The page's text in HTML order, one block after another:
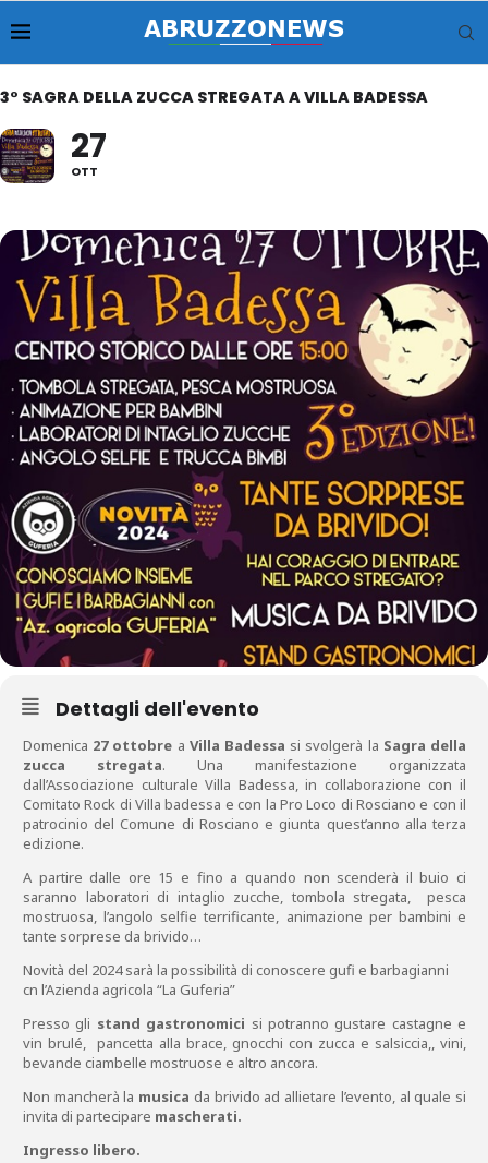
3° SAGRA DELLA ZUCCA STREGATA A VILLA BADESSA
27
OTT
Dettagli dell'evento
Domenica 27 ottobre a Villa Badessa si svolgerà la Sagra della
zucca stregata. Una manifestazione organizzata
dall’Associazione culturale Villa Badessa, in collaborazione con il
Comitato Rock di Villa badessa e con la Pro Loco di Rosciano e con il
patrocinio del Comune di Rosciano e giunta quest’anno alla terza
edizione.
A partire dalle ore 15 e fino a quando non scenderà il buio ci
saranno laboratori di intaglio zucche, tombola stregata, pesca
mostruosa, l’angolo selfie terrificante, animazione per bambini e
tante sorprese da brivido…
Novità del 2024 sarà la possibilità di conoscere gufi e barbagianni
cn l’Azienda agricola “La Guferia”
Presso gli stand gastronomici si potranno gustare castagne e
vin brulé, pancetta alla brace, gnocchi con zucca e salsiccia,, vini,
bevande ciambelle mostruose e altro ancora.
Non mancherà la musica da brivido ad allietare l’evento, al quale si
invita di partecipare mascherati.
Ingresso libero.